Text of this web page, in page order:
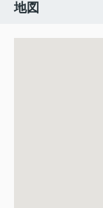
地図